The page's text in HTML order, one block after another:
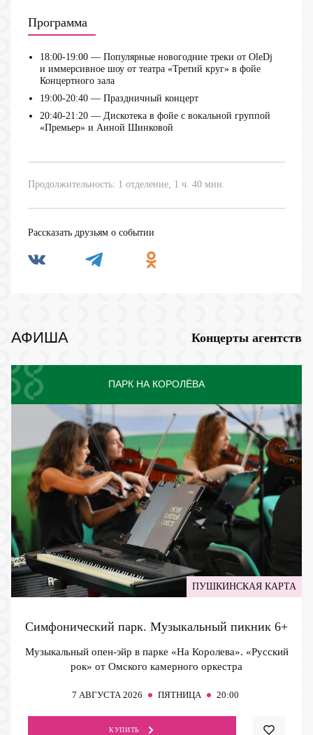
Программа
18:00-19:00 — Популярные новогодние треки от OleDj
и иммерсивное шоу от театра «Третий круг» в фойе
Концертного зала
19:00-20:40 — Праздничный концерт
20:40-21:20 — Дискотека в фойе с вокальной группой
«Премьер» и Анной Шинковой
Продолжительность: 1 отделение, 1 ч. 40 мин.
Рассказать друзьям о событии
АФИША Концерты агентств
ПАРК НА КОРОЛЁВА
ПУШКИНСКАЯ КАРТА
Симфонический парк. Музыкальный пикник 6+
Музыкальный опен-эйр в парке «На Королева». «Русский
рок» от Омского камерного оркестра
7 АВГУСТА 2026 ПЯТНИЦА 20:00
КУПИТЬ